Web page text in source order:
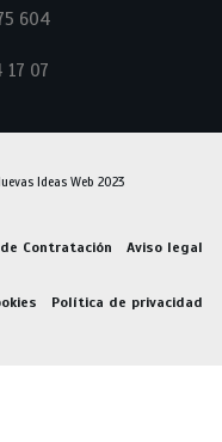
604
17 07
Ideas Web 2023
Contratación Aviso legal
Política de privacidad